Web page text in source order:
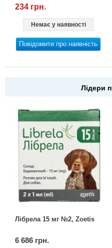
234 грн.
Немає у наявності
Повідомити про наявність
Лідери
Лібрела 15 мг №2, Zoetis
6 686 грн.